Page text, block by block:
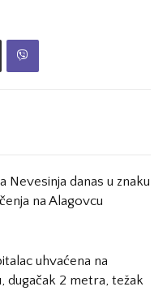
Nevesinja danas u znaku
na Alagovcu
uhvaćena na
dugačak 2 metra, težak